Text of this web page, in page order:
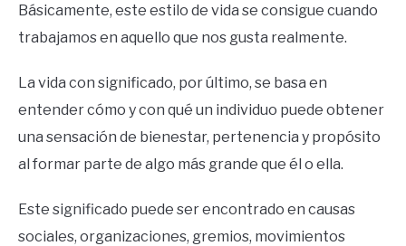
Básicamente, este estilo de vida se consigue cuando
trabajamos en aquello que nos gusta realmente.
La vida con significado, por último, se basa en
entender cómo y con qué un individuo puede obtener
una sensación de bienestar, pertenencia y propósito
al formar parte de algo más grande que él o ella.
Este significado puede ser encontrado en causas
sociales, organizaciones, gremios, movimientos